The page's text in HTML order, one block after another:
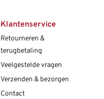
Klantenservice
Retourneren &
terugbetaling
Veelgestelde vragen
Verzenden & bezorgen
Contact